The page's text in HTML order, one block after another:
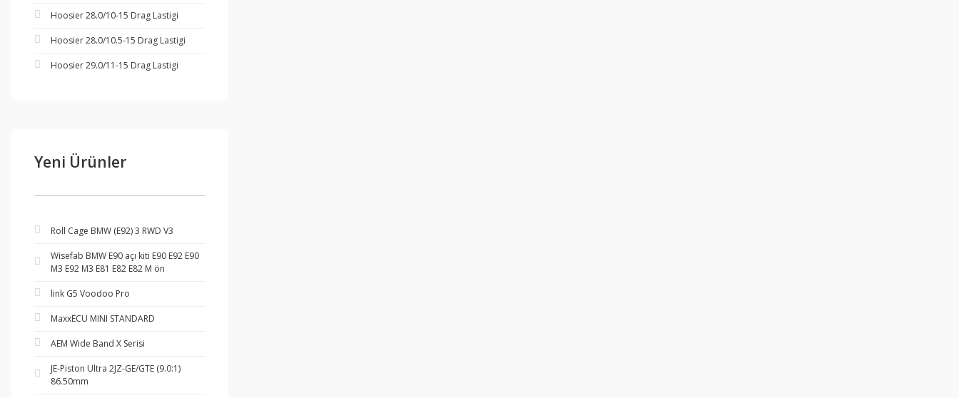
Hoosier 28.0/10-15 Drag Lastigi
Hoosier 28.0/10.5-15 Drag Lastigi
Hoosier 29.0/11-15 Drag Lastigi
Yeni Ürünler
Roll Cage BMW (E92) 3 RWD V3
Wisefab BMW E90 açı kiti E90 E92 E90
M3 E92 M3 E81 E82 E82 M ön
link G5 Voodoo Pro
MaxxECU MINI STANDARD
AEM Wide Band X Serisi
JE-Piston Ultra 2JZ-GE/GTE (9.0:1)
86.50mm